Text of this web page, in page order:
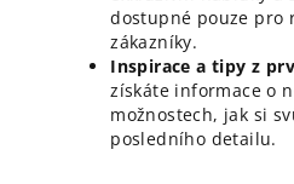
dostupné pouze pro
zákazníky.
Inspirace a tipy z
získáte informace o
možnostech, jak si
posledního detailu.